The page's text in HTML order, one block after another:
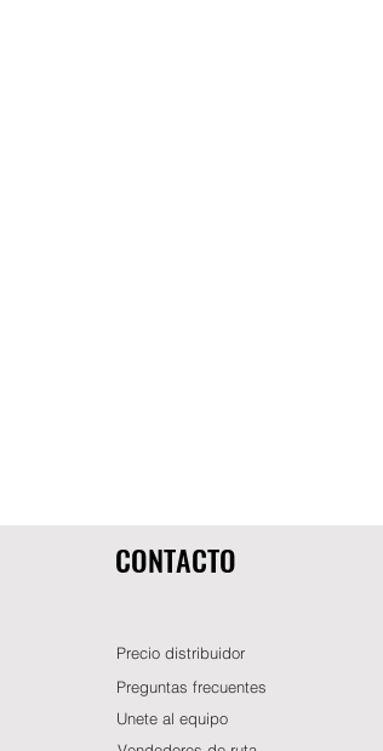
CONTACTO
Precio distribuidor
Preguntas frecuentes
Unete al equipo